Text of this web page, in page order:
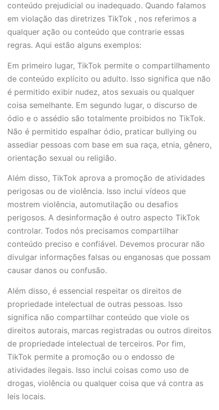
conteúdo prejudicial ou inadequado. Quando falamos
em violação das diretrizes TikTok , nos referimos a
qualquer ação ou conteúdo que contrarie essas
regras. Aqui estão alguns exemplos:
Em primeiro lugar, TikTok permite o compartilhamento
de conteúdo explícito ou adulto. Isso significa que não
é permitido exibir nudez, atos sexuais ou qualquer
coisa semelhante. Em segundo lugar, o discurso de
ódio e o assédio são totalmente proibidos no TikTok.
Não é permitido espalhar ódio, praticar bullying ou
assediar pessoas com base em sua raça, etnia, gênero,
orientação sexual ou religião.
Além disso, TikTok aprova a promoção de atividades
perigosas ou de violência. Isso inclui vídeos que
mostrem violência, automutilação ou desafios
perigosos. A desinformação é outro aspecto TikTok
controlar. Todos nós precisamos compartilhar
conteúdo preciso e confiável. Devemos procurar não
divulgar informações falsas ou enganosas que possam
causar danos ou confusão.
Além disso, é essencial respeitar os direitos de
propriedade intelectual de outras pessoas. Isso
significa não compartilhar conteúdo que viole os
direitos autorais, marcas registradas ou outros direitos
de propriedade intelectual de terceiros. Por fim,
TikTok permite a promoção ou o endosso de
atividades ilegais. Isso inclui coisas como uso de
drogas, violência ou qualquer coisa que vá contra as
leis locais.